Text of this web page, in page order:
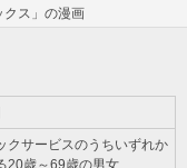
クス」の漫画
クサービスのうちいずれか
20歳～69歳の男女